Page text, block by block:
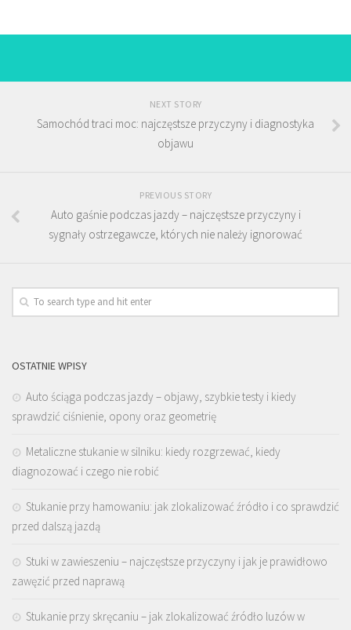
NEXT STORY
Samochód traci moc: najczęstsze przyczyny i diagnostyka
objawu
PREVIOUS STORY
Auto gaśnie podczas jazdy – najczęstsze przyczyny i
sygnały ostrzegawcze, których nie należy ignorować
OSTATNIE WPISY
Auto ściąga podczas jazdy – objawy, szybkie testy i kiedy
sprawdzić ciśnienie, opony oraz geometrię
Metaliczne stukanie w silniku: kiedy rozgrzewać, kiedy
diagnozować i czego nie robić
Stukanie przy hamowaniu: jak zlokalizować źródło i co sprawdzić
przed dalszą jazdą
Stuki w zawieszeniu – najczęstsze przyczyny i jak je prawidłowo
zawęzić przed naprawą
Stukanie przy skręcaniu – jak zlokalizować źródło luzów w